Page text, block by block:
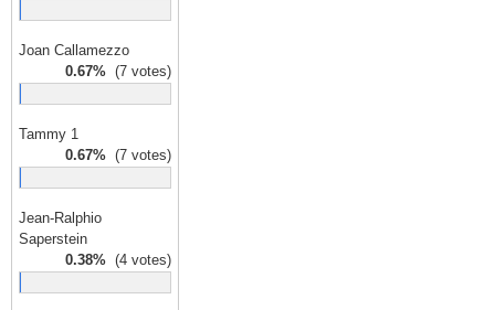
Joan Callamezzo
0.67% (7 votes)
Tammy 1
0.67% (7 votes)
Jean-Ralphio
Saperstein
0.38% (4 votes)